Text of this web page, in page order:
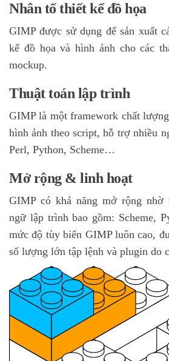
Nhân tố thiết kế đồ họa
GIMP được sử dụng để sản xuất
kế đồ họa và hình ảnh cho các
mockup.
Thuật toán lập trình
GIMP là một framework chất
hình ảnh theo script, hỗ trợ nhiều
Perl, Python, Scheme…
Mở rộng & linh hoạt
GIMP có khả năng mở rộng nhờ
ngữ lập trình bao gồm: Scheme,
mức độ tùy biến GIMP luôn cao,
số lượng lớn tập lệnh và plugin do